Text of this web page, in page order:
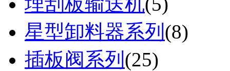
星型卸料器系列 (8)
插板阀系列 (25)